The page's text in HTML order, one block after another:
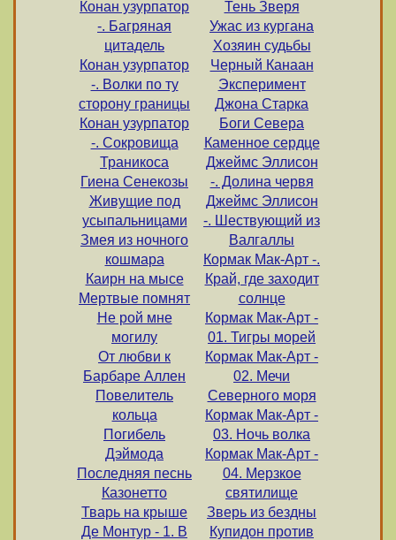
Конан узурпатор
-. Багряная
цитадель
Конан узурпатор
-. Волки по ту
сторону границы
Конан узурпатор
-. Сокровища
Траникоса
Гиена Сенекозы
Живущие под
усыпальницами
Змея из ночного
кошмара
Каирн на мысе
Мертвые помнят
Не рой мне
могилу
От любви к
Барбаре Аллен
Повелитель
кольца
Погибель
Дэймода
Последняя песнь
Казонетто
Тварь на крыше
Де Монтур - 1. В
Тень Зверя
Ужас из кургана
Хозяин судьбы
Черный Канаан
Эксперимент
Джона Старка
Боги Севера
Каменное сердце
Джеймс Эллисон
-. Долина червя
Джеймс Эллисон
-. Шествующий из
Валгаллы
Кормак Мак-Арт -.
Край, где заходит
солнце
Кормак Мак-Арт -
01. Тигры морей
Кормак Мак-Арт -
02. Мечи
Северного моря
Кормак Мак-Арт -
03. Ночь волка
Кормак Мак-Арт -
04. Мерзкое
святилище
Зверь из бездны
Купидон против